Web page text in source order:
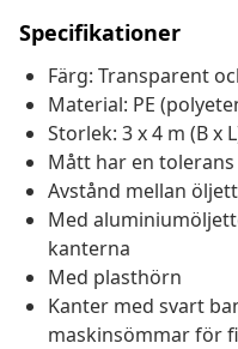
Specifikationer
Färg: Transparent
Material: PE
Storlek: 3 x 4 m (B x
Mått har en tolerans
Avstånd mellan
Med
kanterna
Med plasthörn
Kanter med svart
maskinsömmar för